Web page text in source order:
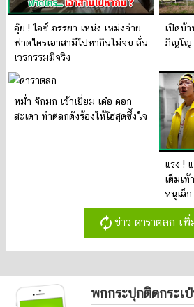
อุ๊ย ! ไอซ์ ภรรยา เหน่ง เหม่งจ๋าย
ฟาดใครเอาสามีไปหากินไม่จบ ลั่น
เวรกรรมมีจริง
เปิดบ้
ภิญโญ
หม่ำ จ๊กมก เข้าเยี่ยม เด๋อ ดอก
สะเดา ทำตลกดังร้องไห้โฮสุดซึ้งใจ
แรง !
เต็มเ
หนูเล็ก
autorenew ข่าว ดาราตลก เพิ่
พกกระปุกติดกระเ